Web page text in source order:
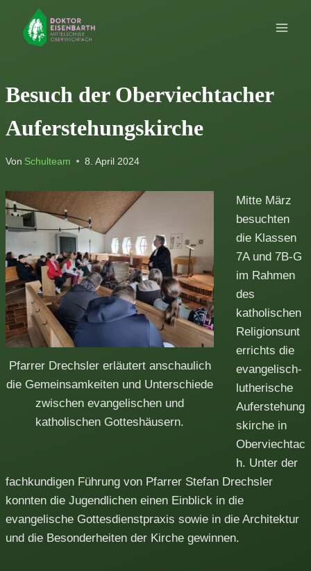
Inhalt
springen
Besuch der Oberviechtacher
Auferstehungskirche
Von Schulteam 8. April 2024
Pfarrer Drechsler erläutert anschaulich
die Gemeinsamkeiten und Unterschiede
zwischen evangelischen und
katholischen Gotteshäusern.
Mitte März
besuchten
die Klassen
7A und 7B-G
im Rahmen
des
katholischen
Religionsunt
errichts die
evangelisch-
lutherische
Auferstehung
skirche in
Oberviechtac
h. Unter der
fachkundigen Führung von Pfarrer Stefan Drechsler
konnten die Jugendlichen einen Einblick in die
evangelische Gottesdienstpraxis sowie in die Architektur
und die Besonderheiten der Kirche gewinnen.